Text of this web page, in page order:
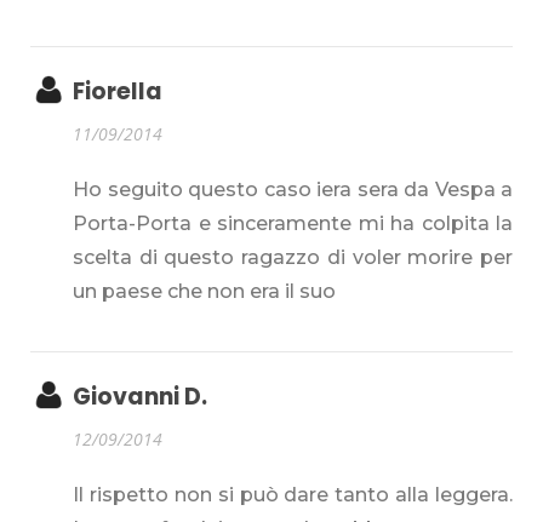
Fiorella
11/09/2014
Ho seguito questo caso iera sera da Vespa a
Porta-Porta e sinceramente mi ha colpita la
scelta di questo ragazzo di voler morire per
un paese che non era il suo
Giovanni D.
12/09/2014
Il rispetto non si può dare tanto alla leggera.